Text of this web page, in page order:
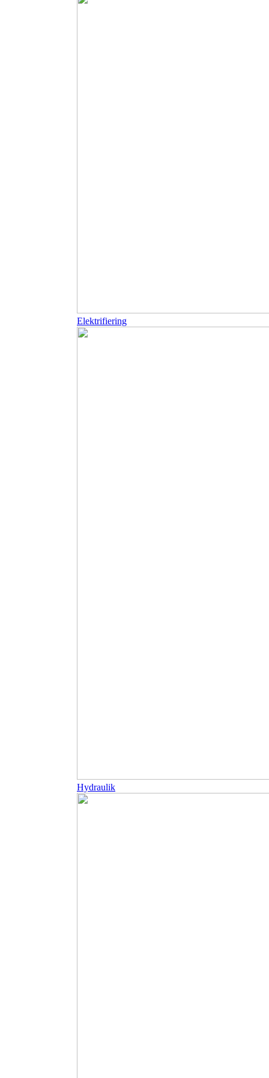
Elektrifiering
Hydraulik